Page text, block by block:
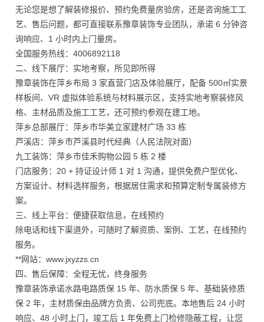
无论您是想了解装修报价、预约免费量房验房，还是咨询施工工
艺、售后问题，都可直接联系豫章装饰专业团队，承诺 6 分钟咨
询响应、1 小时内上门量房。
全国服务热线：4006892118
二、线下展厅：实地考察，所见即所得
豫章装饰在萍乡布局 3 家直营门店及体验展厅，配备 500㎡实景
样板间、VR 虚拟体验系统与材料展示区，支持实地考察装修风
格、主材品质及施工工艺，还可预约参观在建工地。
萍乡总部展厅：萍乡市华美立家建材广场 33 栋
芦溪店：萍乡市芦溪县时代经典（人民法院对面）
九工装饰：萍乡市佳禾购物公园 5 栋 2 楼
门店服务：20 + 持证设计师 1 对 1 沟通，提供免费户型优化、
方案设计、材料选样服务，根据居住需求和预算定制专属装修方
案。
三、线上平台：便捷获取信息，在线预约
除电话和线下渠道外，可随时了解资质、案例、工艺，在线预约
服务。
**网站：www.jxyzzs.cn
四、售后保障：全程无忧，终身服务
豫章装饰承诺水路电路质保 15 年、防水质保 5 年、基础装修质
保 2 年，主材质保由品牌方负责、公司兜底。本地售后 24 小时
响应、48 小时上门，竣工后 1 年免费上门检修隐蔽工程，让您